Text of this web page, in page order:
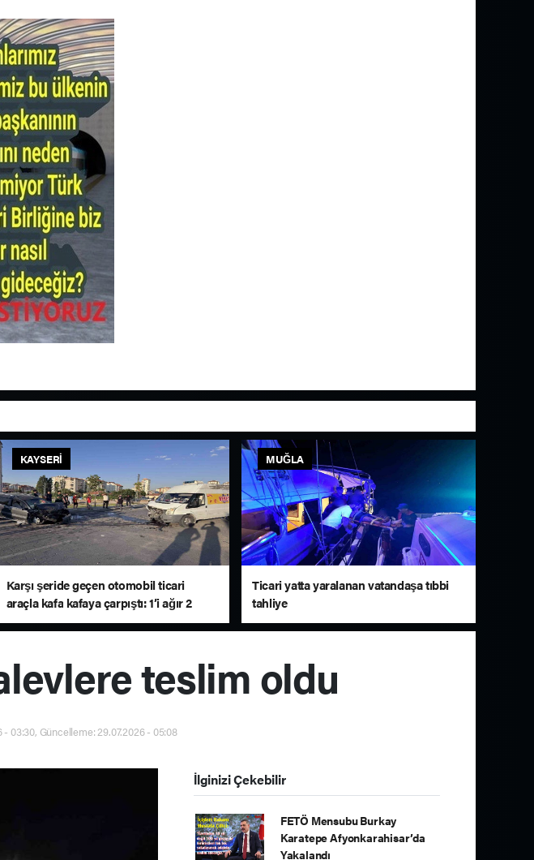
KAYSERI
Karşı şeride geçen otomobil ticari
araçla kafa kafaya çarpıştı: 1’i ağır 2
yaralı
MUĞLA
Ticari yatta yaralanan vatandaşa tıbbi
tahliye
teslim oldu
03:30, Güncelleme: 29.07.2026 - 05:08
İlginizi Çekebilir
FETÖ Mensubu Burkay
Karatepe Afyonkarahisar’da
Yakalandı